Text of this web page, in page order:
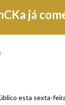
já
esta sexta-